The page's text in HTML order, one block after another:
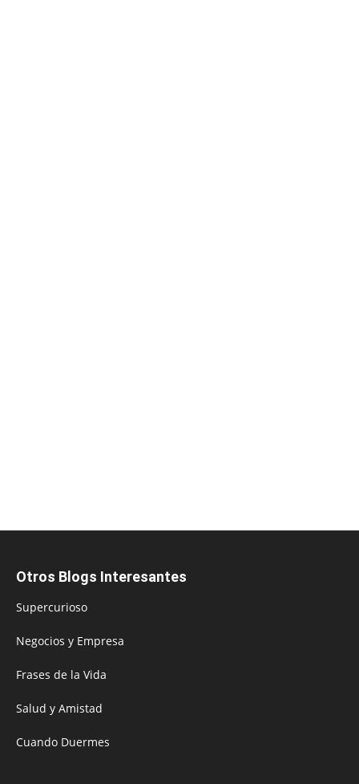
Otros Blogs Interesantes
Supercurioso
Negocios y Empresa
Frases de la Vida
Salud y Amistad
Cuando Duermes